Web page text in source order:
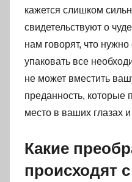
кажется слишком
свидетельствуют о
нам говорят, что
упаковать все
не может вместить
преданность, которые
место в ваших глазах
Какие
происходят